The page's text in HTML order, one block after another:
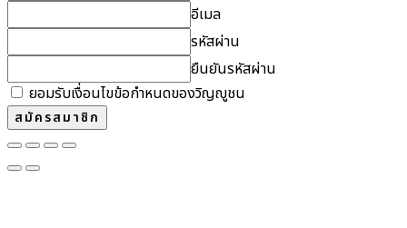
อีเมล
รหัสผ่าน
ยืนยันรหัสผ่าน
ยอมรับเงื่อนไขข้อกำหนดของวิญญูชน